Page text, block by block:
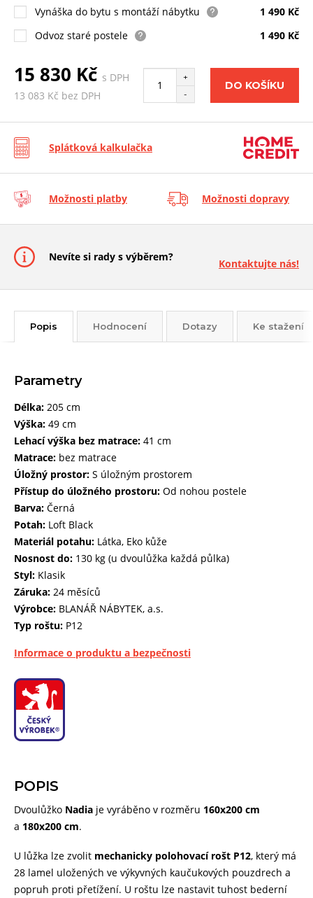
Vynáška do bytu s montáží nábytku
1 490 Kč
Odvoz staré postele
1 490 Kč
15 830 Kč s DPH
13 083 Kč bez DPH
+
-
DO KOŠÍKU
Splátková kalkulačka
Možnosti platby Možnosti dopravy
Nevíte si rady s výběrem?
Kontaktujte nás!
Popis Hodnocení Dotazy Ke stažení
POPIS
Dvoulůžko Nadia je vyráběno v rozměru 160x200 cm
a 180x200 cm.
U lůžka lze zvolit mechanicky polohovací rošt P12, který má
28 lamel uložených ve výkyvných kaučukových pouzdrech a
popruh proti přetížení. U roštu lze nastavit tuhost bederní
Parametry
Délka: 205 cm
Výška: 49 cm
Lehací výška bez matrace: 41 cm
Matrace: bez matrace
Úložný prostor: S úložným prostorem
Přístup do úložného prostoru: Od nohou postele
Barva: Černá
Potah: Loft Black
Materiál potahu: Látka, Eko kůže
Nosnost do: 130 kg (u dvoulůžka každá půlka)
Styl: Klasik
Záruka: 24 měsíců
Výrobce: BLANÁŘ NÁBYTEK, a.s.
Typ roštu: P12
Informace o produktu a bezpečnosti